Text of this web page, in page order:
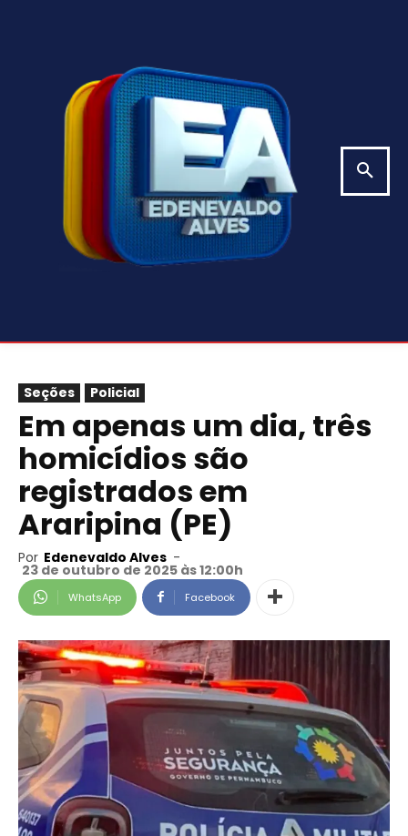
Seções Policial
Em apenas um dia, três
homicídios são
registrados em
Araripina (PE)
Por Edenevaldo Alves -
23 de outubro de 2025 às 12:00h
WhatsApp Facebook